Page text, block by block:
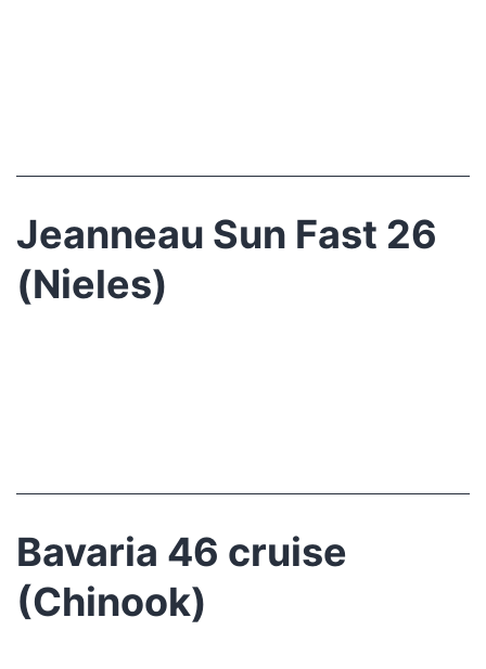
Jeanneau Sun Fast 26
(Nieles)
Bavaria 46 cruise
(Chinook)